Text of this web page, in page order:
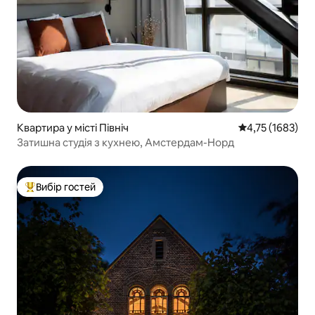
Квартира у місті Північ Середня
4,75 (1683)
Затишна студія з кухнею, Амстердам-Норд
Топ вибір гостей
Вибір гостей